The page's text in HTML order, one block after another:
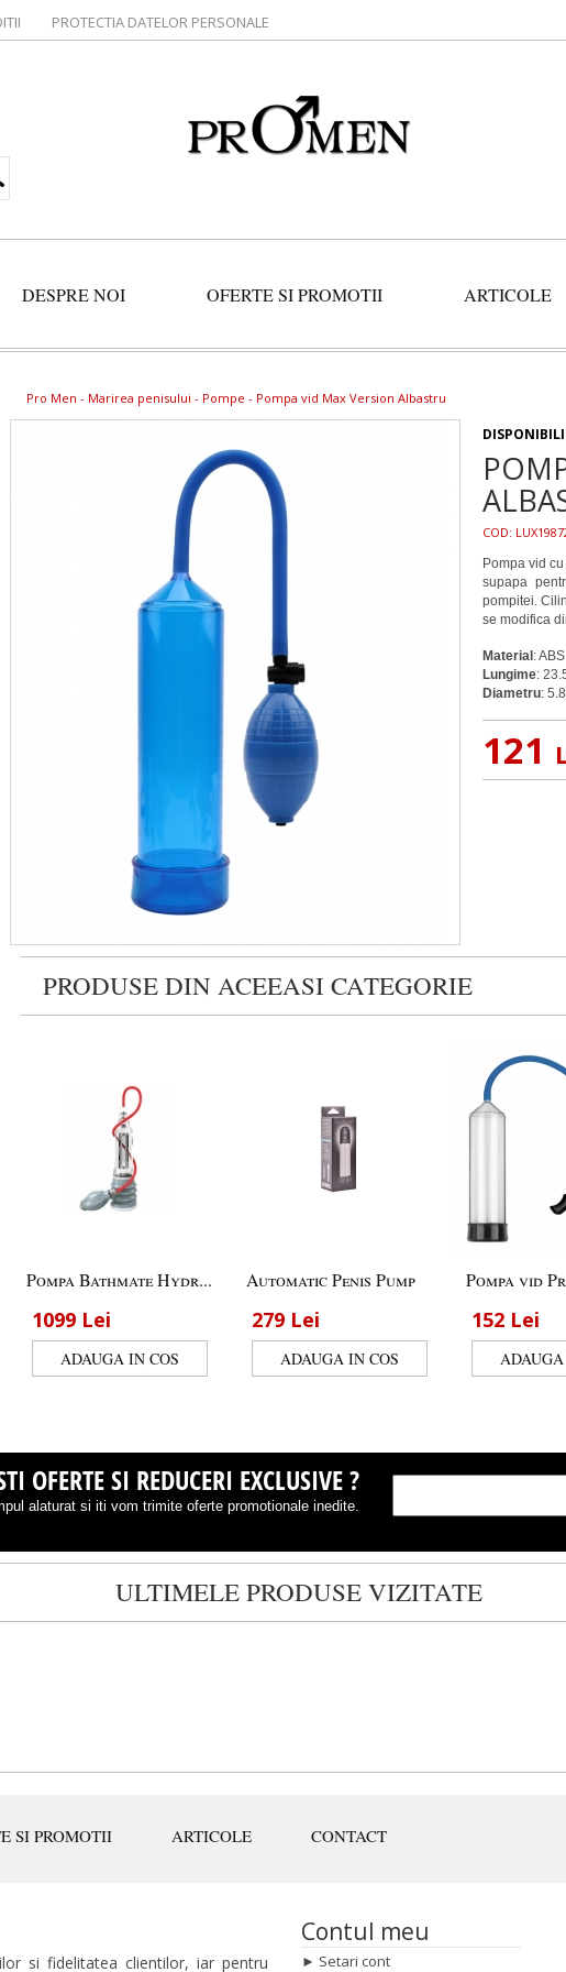
PROTECTIA DATELOR PERSONALE
DESPRE NOI OFERTE SI PROMOTII ARTICOLE
Pro Men - Marirea penisului - Pompe - Pompa vid Max Version Albastru
COD:
Pompa vid
supapa
pompitei.
se modifica
Material :
Lungime:
Diametru:
121
PRODUSE DIN ACEEASI CATEGORIE
Pompa Bathmate Hydr...
1099 Lei
Automatic Penis Pump
279 Lei
Pompa vid
152 Lei
OFERTE SI REDUCERI EXCLUSIVE ?
alaturat si iti vom trimite oferte promotionale inedite.
ULTIMELE PRODUSE VIZITATE
SI PROMOTII ARTICOLE CONTACT
si fidelitatea clientilor, iar pentru
Contul meu
► Setari cont